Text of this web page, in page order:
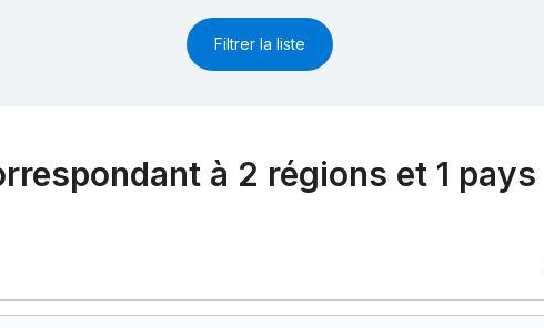
Filtrer la liste
à 2 régions et 1 pays